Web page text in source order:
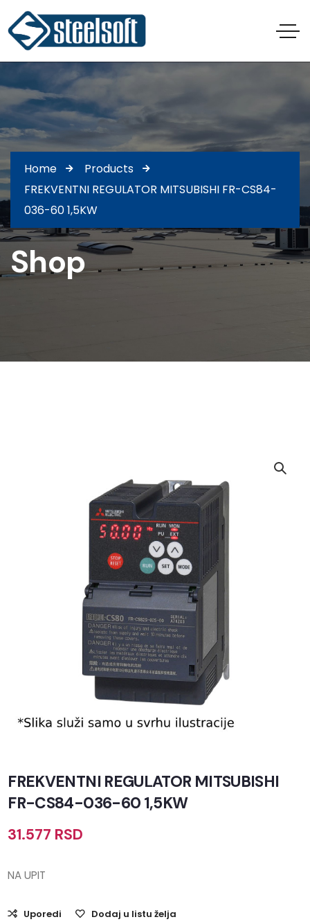
Home
Products
FREKVENTNI REGULATOR MITSUBISHI FR-CS84-
036-60 1,5KW
Shop
FREKVENTNI REGULATOR MITSUBISHI
FR-CS84-036-60 1,5KW
31.577 RSD
NA UPIT
Uporedi Dodaj u listu želja